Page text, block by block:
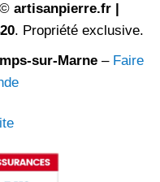
artisanpierre.fr |
. Propriété exclusive.
sur-Marne – Faire